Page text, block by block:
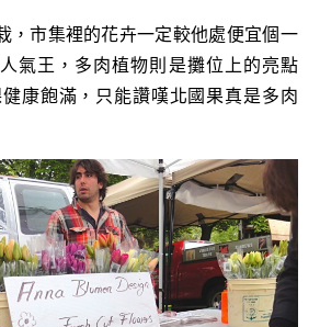
，市集裡的花卉一定較他處便宜個一
氣王，多肉植物則是攤位上的亮點
康飽滿，只能讚嘆北國果真是多肉